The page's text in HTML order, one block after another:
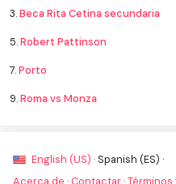
3.Beca Rita Cetina secundaria
5.Robert Pattinson
7.Porto
9.Roma vs Monza
English (US) · Spanish (ES) ·
Acerca de · Contactar ·